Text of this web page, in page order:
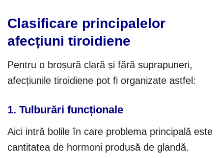
Clasificare principalelor
afecțiuni tiroidiene
Pentru o broșură clară și fără suprapuneri,
afecțiunile tiroidiene pot fi organizate astfel:
1. Tulburări funcționale
Aici intră bolile în care problema principală este
cantitatea de hormoni produsă de glandă.